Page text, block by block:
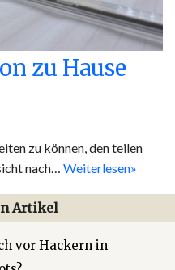
zu Hause
zu können, den teilen
nach… Weiterlesen»
Artikel
vor Hackern in